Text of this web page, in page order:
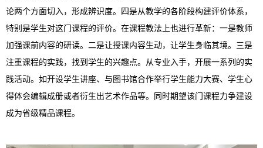
论两个方面切入， 形成辨识度。四是从教学的各阶段构建评价体系，
特别是学生对这门课程的评价。 在课程教法上也进行革新：一是教师
加强课前内容的研读。二是让授课内容生动， 让学生身临其境。三是
注重课程的实践， 找到学生的兴趣点。 从专业入手，开展一系列的实
践活动。如开设学生讲座、 与图书馆合作举行学生能力大赛、 学生心
得体会编辑成册或者衍生出艺术作品等。同时期望该门课程力争建设
成为省级精品课程。